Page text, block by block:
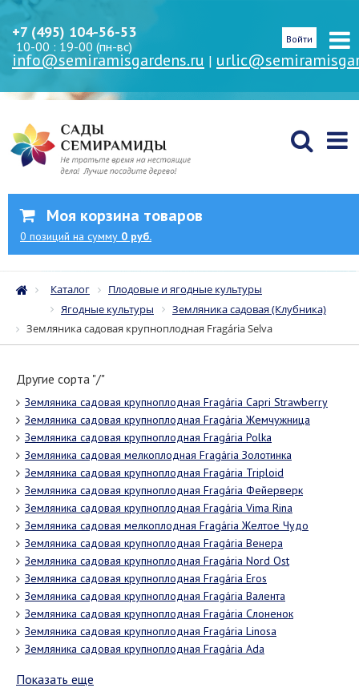
+7 (495) 104-56-53
10-00 : 19-00 (пн-вс)
info@semiramisgardens.ru |
Войти
Моя корзина товаров
0 позиций на сумму 0 руб.
Каталог
Плодовые и ягодные культуры
Ягодные культуры
Земляника садовая (Клубника)
Земляника садовая крупноплодная Fragária Selva
Другие сорта "/"
Земляника садовая крупноплодная Fragária Capri Strawberry
Земляника садовая крупноплодная Fragária Жемчужница
Земляника садовая крупноплодная Fragária Polka
Земляника садовая мелкоплодная Fragária Золотинка
Земляника садовая крупноплодная Fragária Triploid
Земляника садовая крупноплодная Fragária Фейерверк
Земляника садовая крупноплодная Fragária Vima Rina
Земляника садовая мелкоплодная Fragária Желтое Чудо
Земляника садовая крупноплодная Fragária Венера
Земляника садовая крупноплодная Fragária Nord Оst
Земляника садовая крупноплодная Fragária Eros
Земляника садовая крупноплодная Fragária Валента
Земляника садовая крупноплодная Fragária Слоненок
Земляника садовая крупноплодная Fragária Linosa
Земляника садовая крупноплодная Fragária Ada
Показать еще